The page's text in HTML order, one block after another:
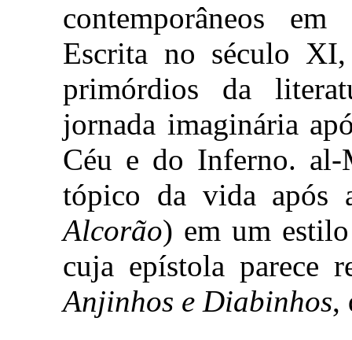
contemporâneos
Escrita no século
primórdios da
jornada imaginária
Céu e do Inferno.
tópico da vida após
Alcorão) em um
cuja epístola parece
Anjinhos e Diabinhos,